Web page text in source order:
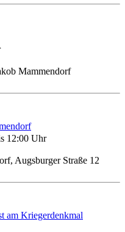
Mammendorf
12:00 Uhr
Augsburger Straße 12
am Kriegerdenkmal